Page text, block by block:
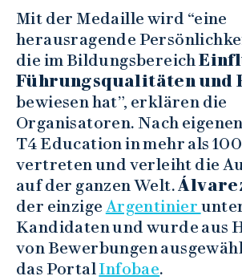
Mit der Medaille wird “eine
herausragende
die im Bildungsbereich
Führungsqualitäten und
bewiesen hat”, erklären die
Organisatoren. Nach
T4 Education in mehr als
vertreten und verleiht die
auf der ganzen Welt.
der einzige Argentinier
Kandidaten und wurde aus
von Bewerbungen
das PortalInfobae.